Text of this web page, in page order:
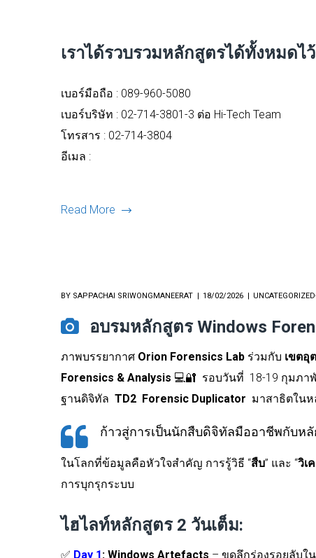
เราได้รวบรวมหลักสูตรได้ทั้งหมดไ
เบอร์มือถือ : 089-960-5080
เบอร์บริษัท : 02-714-3801-3 ต่อ Hi-Tech Team
โทรสาร : 02-714-3804
อีเมล :
Read More
BY SAPPACHAI SRIWONGMANEERAT 18/02/2026
อบรมหลักสูตร Windows
ภาพบรรยากาศ Orion Forensics Lab ร่วมกับ เขตอุ
Forensics & Analysis 💻🔐 รอบวันที่ 18-19 กุมภา
ฐานดิจิทัล TD2 Forensic Duplicator มาสาธิตใน
ก้าวสู่การเป็นนักสืบดิจิทัลมืออาชีพกับห
ในโลกที่ข้อมูลคือหัวใจสำคัญ การรู้วิธี “สืบ” และ “วิเ
การบุกรุกระบบ
ไฮไลท์หลักสูตร 2 วันเต็ม:
✅ Day 1: Windows Artefacts – ขุดลึกร่องรอยลับใ